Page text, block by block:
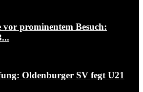
vor prominentem Besuch:
Oldenburger SV fegt U21